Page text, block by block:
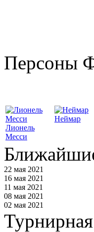
Персоны
Лионель
Месси
Неймар
22 мая 2021
16 мая 2021
11 мая 2021
08 мая 2021
02 мая 2021